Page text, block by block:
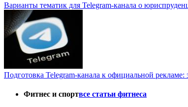
Варианты тематик для Telegram-канала о
Подготовка Telegram-канала к официальной рекламе:
Фитнес и спортвсе статьи фитнеса